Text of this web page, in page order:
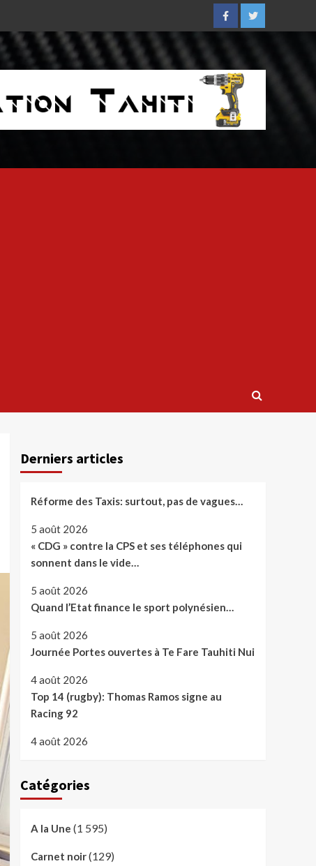
FacebookTwitter
Derniers articles
Réforme des Taxis: surtout, pas de vagues…
5 août 2026
« CDG » contre la CPS et ses téléphones qui
sonnent dans le vide…
5 août 2026
Quand l’Etat finance le sport polynésien…
5 août 2026
Journée Portes ouvertes à Te Fare Tauhiti Nui
4 août 2026
Top 14 (rugby): Thomas Ramos signe au
Racing 92
4 août 2026
Catégories
A la Une (1 595)
Carnet noir(129)